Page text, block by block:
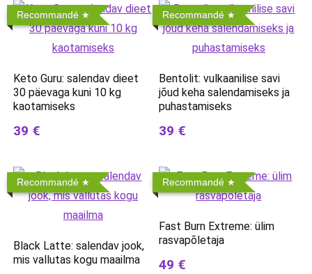
Recommandé
Keto Guru: salendav dieet
30 päevaga kuni 10 kg
kaotamiseks
39 €
Recommandé
Bentolit: vulkaanilise savi
jõud keha salendamiseks ja
puhastamiseks
39 €
Recommandé
Black Latte: salendav jook,
mis vallutas kogu maailma
Recommandé
Fast Burn Extreme: ülim
rasvapõletaja
49 €